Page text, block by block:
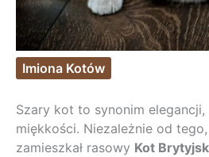
Imiona Kotów
Szary kot to synonim
miękkości. Niezależnie od
zamieszkał rasowy Kot